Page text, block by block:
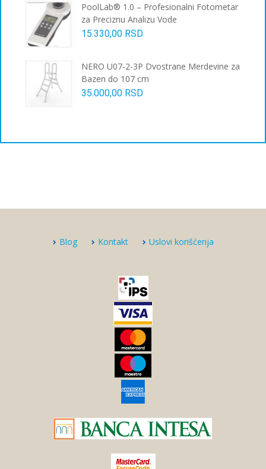
PoolLab® 1.0 – Profesionalni Fotometar
za Preciznu Analizu Vode
15.330,00 RSD
NERO U07-2-3P Dvostrane Merdevine za
Bazen do 107 cm
35.000,00 RSD
Blog Kontakt Uslovi korišćenja